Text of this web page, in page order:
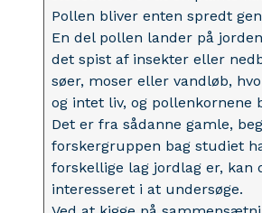
Pollen bliver enten spredt
En del pollen lander på
det spist af insekter eller
søer, moser eller vandløb,
og intet liv, og pollenkornene
Det er fra sådanne gamle,
forskergruppen bag studiet
forskellige lag jordlag er,
interesseret i at undersøge.